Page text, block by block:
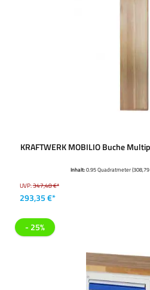
KRAFTWERK MOBILIO Buche
Inhalt:0.95 Quadratmeter
UVP:347,48 €*
293,35 €*
- 25%